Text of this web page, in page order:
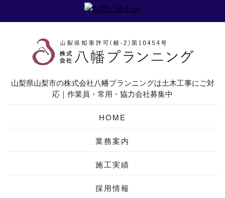
山梨県山梨市の株式会社八幡プランニングは土木工事にご対
応｜作業員・常用・協力会社募集中
HOME
業務案内
施工実績
採用情報